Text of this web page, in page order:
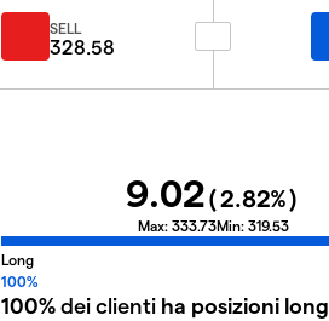
SELL
328.58
9.02(2.82%)
Max: 333.73Min: 319.53
Long
100%
100%dei clienti ha posizioni long